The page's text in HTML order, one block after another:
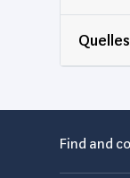
Find and